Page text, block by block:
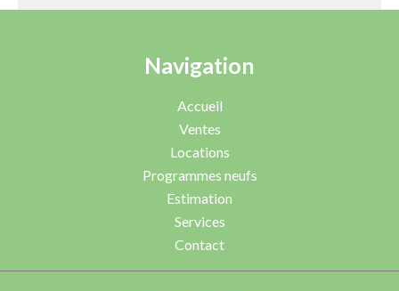
Navigation
Accueil
Ventes
Locations
Programmes neufs
Estimation
Services
Contact